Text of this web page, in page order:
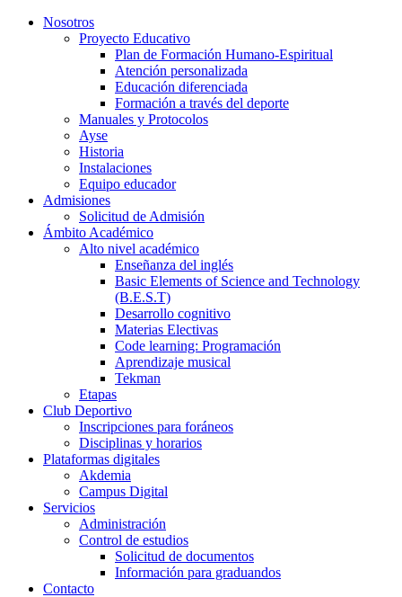
Nosotros
Proyecto Educativo
Plan de Formación Humano-Espiritual
Atención personalizada
Educación diferenciada
Formación a través del deporte
Manuales y Protocolos
Ayse
Historia
Instalaciones
Equipo educador
Admisiones
Solicitud de Admisión
Ámbito Académico
Alto nivel académico
Enseñanza del inglés
Basic Elements of Science and Technology
(B.E.S.T)
Desarrollo cognitivo
Materias Electivas
Code learning: Programación
Aprendizaje musical
Tekman
Etapas
Club Deportivo
Inscripciones para foráneos
Disciplinas y horarios
Plataformas digitales
Akdemia
Campus Digital
Servicios
Administración
Control de estudios
Solicitud de documentos
Información para graduandos
Contacto